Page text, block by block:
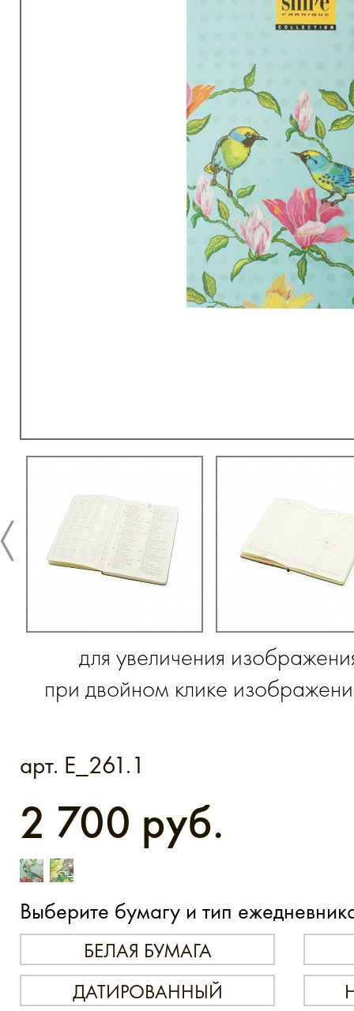
для увеличения
при двойном клике
арт. E_261.1
2 700 руб.
Выберите бумагу и тип
БЕЛАЯ БУМАГА
ДАТИРОВАННЫЙ